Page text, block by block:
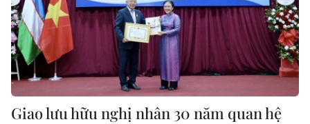
Giao lưu hữu nghị nhân 30 năm quan hệ